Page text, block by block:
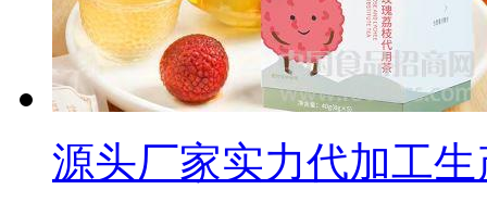
源头厂家实力代加工